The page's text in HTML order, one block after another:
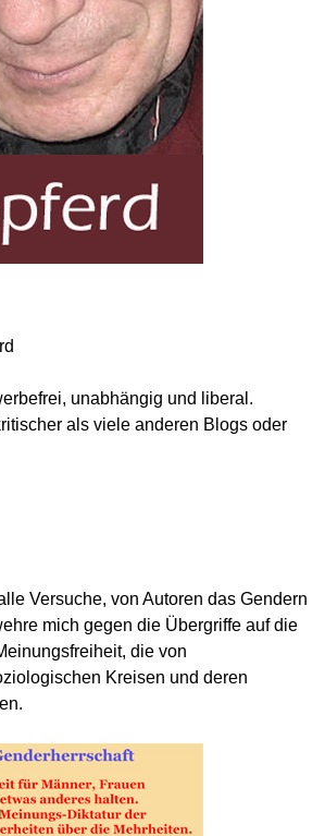
unabhängig und liberal.
als viele anderen Blogs oder
Versuche, von Autoren das Gendern
mich gegen die Übergriffe auf die
die von
Kreisen und deren